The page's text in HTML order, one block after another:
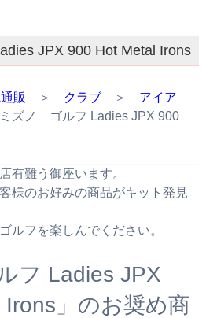
JPX 900 Hot Metal Irons
販 ＞ クラブ＞ アイア
ノ ゴルフ Ladies JPX 900
有難う御座います。
様のお好みの商品がキット発見
ルフを楽しんでください。
フ Ladies JPX
」のお奨め商